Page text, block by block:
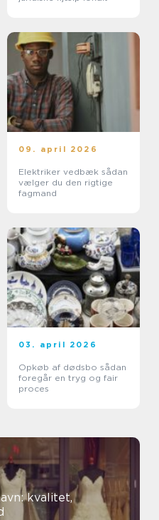
09. april 2026
Elektriker vedbæk sådan
vælger du den rigtige
fagmand
03. april 2026
Opkøb af dødsbo sådan
foregår en tryg og fair
proces
kvalitet,